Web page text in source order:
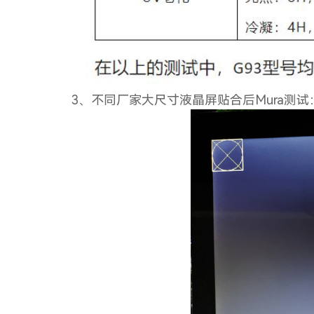
3、不同厂家大尺寸液晶屏贴合后Mura测试